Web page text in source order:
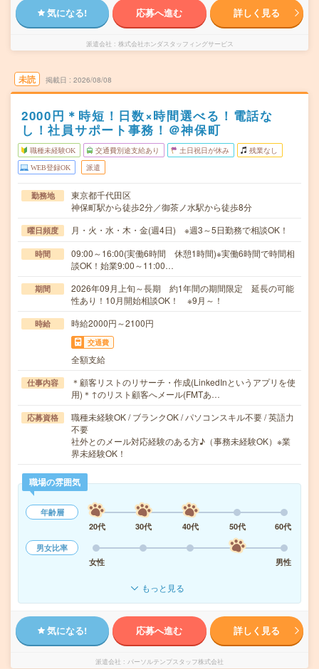
気になる! 応募へ進む 詳しく見る
派遣会社 株式会社ホンダスタッフィングサービス
未読 掲載日 2026/08/08
2000円＊時短！日数×時間選べる！電話な
し！社員サポート事務！＠神保町
職種未経験OK 交通費別途支給あり 土日祝日が休み 残業なし
WEB登録OK 派遣
勤務地
東京都千代田区
神保町駅から徒歩2分／御茶ノ水駅から徒歩8分
曜日頻度 月・火・水・木・金(週4日) ※週3～5日勤務で相談OK！
時間
09:00～16:00(実働6時間 休憩1時間)※実働6時間で時間相
談OK！始業9:00～11:00…
期間
2026年09月上旬～長期 約1年間の期間限定 延長の可能
性あり！10月開始相談OK！ ※9月～！
時給 時給2000円～2100円
交通費
全額支給
仕事内容
＊顧客リストのリサーチ・作成(LinkedInというアプリを使
用)＊↑のリスト顧客へメール(FMTあ…
応募資格
職種未経験OK / ブランクOK / パソコンスキル不要 / 英語力
不要
社外とのメール対応経験のある方♪（事務未経験OK）※業
界未経験OK！
職場の雰囲気
年齢層
20代
30代 40代 50代
60代
男女比率
女性
男性
もっと見る
気になる! 応募へ進む 詳しく見る
派遣会社 パーソルテンプスタッフ株式会社